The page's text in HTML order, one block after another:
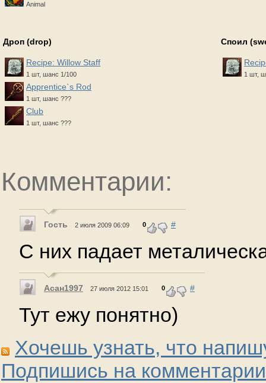
Animal
Дроп (drop)
Recipe: Willow Staff
1 шт, шанс 1/100
Apprentice`s Rod
1 шт, шанс ???
Club
1 шт, шанс ???
Споил
1 шт,
Комментарии:
Гость 2 июля 2009 06:09 0 #
С них падает
Асан1997 27 июля 2012 15:01 0 #
Тут ежу понятно)
Хочешь узнать, что
Подпишись на